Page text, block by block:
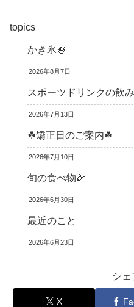
topics
かき氷🍧
2026年8月7日
スポーツドリンクの飲
2026年7月13日
☘矯正日のご案内☘
2026年7月10日
旬の食べ物🌽
2026年6月30日
最近のこと
2026年6月23日
シェ
X